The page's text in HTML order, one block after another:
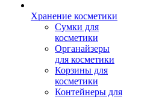
Хранение косметики
Сумки для
косметики
Органайзеры
для косметики
Корзины для
косметики
Контейнеры для